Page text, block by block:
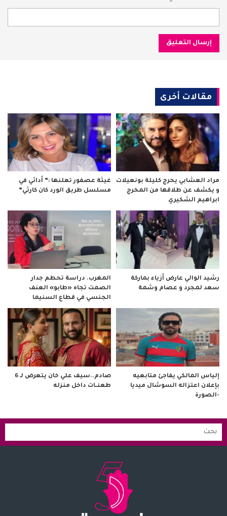
مقالات أخرى
مراد العشابي يحرج كليلة بونعيلات
و يكشف عن طلاقها من المخرج
ابراهيم الشكيري
غيثة عصفور تعلنها :” أدائي في
مسلسل طريق الورد كان كارثي”
رشيد الوالي عارض أزياء بماركة
سعد لمجرد و عصام وشمة
المغرب. دراسة تحطم جدار
الصمت تجاه «طابو» العنف
الجنسي في قطاع السنيما
إلياس المالكي يفاجئ متابعيه
بإعلان اعتزاله السوشال ميديا
-الصورة
صادم..سيف علي خان يتعرض لـ 6
طعنــات داخل منزله